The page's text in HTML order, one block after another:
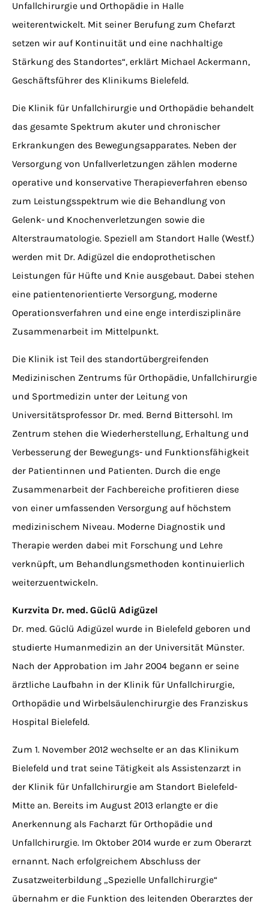
Unfallchirurgie und Orthopädie in Halle
weiterentwickelt. Mit seiner Berufung zum Chefarzt
setzen wir auf Kontinuität und eine nachhaltige
Stärkung des Standortes“, erklärt Michael Ackermann,
Geschäftsführer des Klinikums Bielefeld.
Die Klinik für Unfallchirurgie und Orthopädie behandelt
das gesamte Spektrum akuter und chronischer
Erkrankungen des Bewegungsapparates. Neben der
Versorgung von Unfallverletzungen zählen moderne
operative und konservative Therapieverfahren ebenso
zum Leistungsspektrum wie die Behandlung von
Gelenk- und Knochenverletzungen sowie die
Alterstraumatologie. Speziell am Standort Halle (Westf.)
werden mit Dr. Adigüzel die endoprothetischen
Leistungen für Hüfte und Knie ausgebaut. Dabei stehen
eine patientenorientierte Versorgung, moderne
Operationsverfahren und eine enge interdisziplinäre
Zusammenarbeit im Mittelpunkt.
Die Klinik ist Teil des standortübergreifenden
Medizinischen Zentrums für Orthopädie, Unfallchirurgie
und Sportmedizin unter der Leitung von
Universitätsprofessor Dr. med. Bernd Bittersohl. Im
Zentrum stehen die Wiederherstellung, Erhaltung und
Verbesserung der Bewegungs- und Funktionsfähigkeit
der Patientinnen und Patienten. Durch die enge
Zusammenarbeit der Fachbereiche profitieren diese
von einer umfassenden Versorgung auf höchstem
medizinischem Niveau. Moderne Diagnostik und
Therapie werden dabei mit Forschung und Lehre
verknüpft, um Behandlungsmethoden kontinuierlich
weiterzuentwickeln.
Kurzvita Dr. med. Güclü Adigüzel
Dr. med. Güclü Adigüzel wurde in Bielefeld geboren und
studierte Humanmedizin an der Universität Münster.
Nach der Approbation im Jahr 2004 begann er seine
ärztliche Laufbahn in der Klinik für Unfallchirurgie,
Orthopädie und Wirbelsäulenchirurgie des Franziskus
Hospital Bielefeld.
Zum 1. November 2012 wechselte er an das Klinikum
Bielefeld und trat seine Tätigkeit als Assistenzarzt in
der Klinik für Unfallchirurgie am Standort Bielefeld-
Mitte an. Bereits im August 2013 erlangte er die
Anerkennung als Facharzt für Orthopädie und
Unfallchirurgie. Im Oktober 2014 wurde er zum Oberarzt
ernannt. Nach erfolgreichem Abschluss der
Zusatzweiterbildung „Spezielle Unfallchirurgie“
übernahm er die Funktion des leitenden Oberarztes der